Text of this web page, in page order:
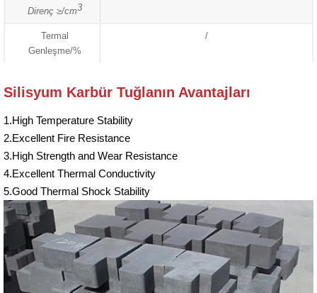
Direnç ≥/cm3
Termal
Genleşme/%
/
Silisyum Karbür Tuğlanın Avantajları
1.High Temperature Stability
2.Excellent Fire Resistance
3.High Strength and Wear Resistance
4.Excellent Thermal Conductivity
5.Good Thermal Shock Stability